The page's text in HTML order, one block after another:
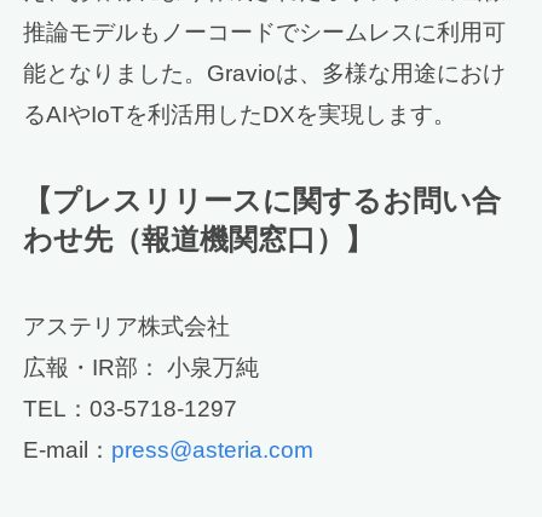
推論モデルもノーコードでシームレスに利用可
能となりました。Gravioは、多様な用途におけ
るAIやIoTを利活用したDXを実現します。
【プレスリリースに関するお問い合
わせ先（報道機関窓口）】
アステリア株式会社
広報・IR部： 小泉万純
TEL：03-5718-1297
E-mail： press@asteria.com